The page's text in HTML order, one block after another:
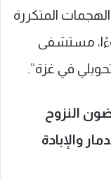
المتكررة
مستشفى
في غزة”.
النزوح
والإبادة